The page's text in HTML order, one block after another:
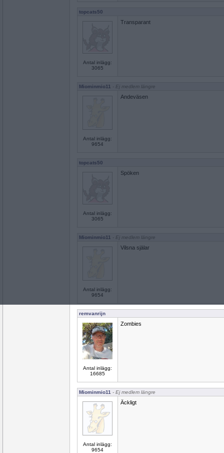
topcats50
Antal inlägg:
3065
Transparant
Miominmio11 - Ej medlem längre
Antal inlägg:
9654
Andeväsen
topcats50
Antal inlägg:
3065
Spöken
Miominmio11 - Ej medlem längre
Antal inlägg:
9654
Vilsna själar
remvanrijn
Antal inlägg:
16685
Zombies
Miominmio11 - Ej medlem längre
Antal inlägg:
9654
Äckligt